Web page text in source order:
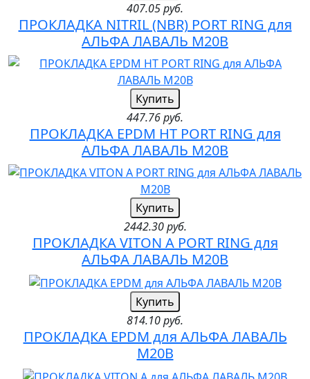
407.05 руб.
ПРОКЛАДКА NITRIL (NBR) PORT RING для
АЛЬФА ЛАВАЛЬ M20B
Купить
447.76 руб.
ПРОКЛАДКА EPDM HT PORT RING для
АЛЬФА ЛАВАЛЬ M20B
Купить
2442.30 руб.
ПРОКЛАДКА VITON A PORT RING для
АЛЬФА ЛАВАЛЬ M20B
Купить
814.10 руб.
ПРОКЛАДКА EPDM для АЛЬФА ЛАВАЛЬ
M20B